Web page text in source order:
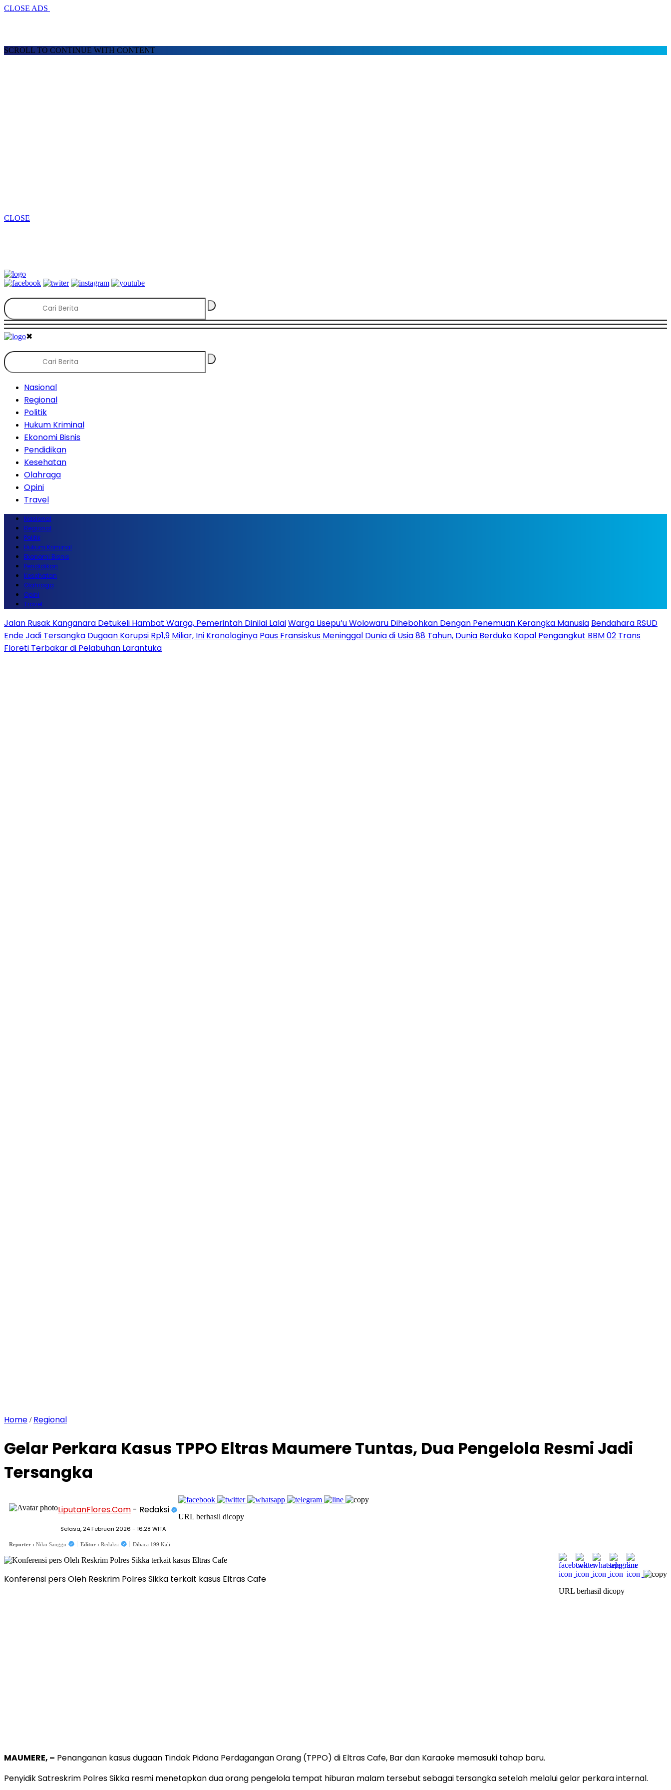
CLOSE ADS
SCROLL TO CONTINUE WITH CONTENT
CLOSE
✖
Nasional
Regional
Politik
Hukum Kriminal
Ekonomi Bisnis
Pendidikan
Kesehatan
Olahraga
Opini
Travel
Nasional
Regional
Politik
Hukum Kriminal
Ekonomi Bisnis
Pendidikan
Kesehatan
Olahraga
Opini
Travel
Jalan Rusak Kanganara Detukeli Hambat Warga, Pemerintah Dinilai LalaiWarga Lisepu’u Wolowaru Dihebohkan Dengan Penemuan Kerangka Manusia Bendahara RSUD
Ende Jadi Tersangka Dugaan Korupsi Rp1,9 Miliar, Ini Kronologinya Paus Fransiskus Meninggal Dunia di Usia 88 Tahun, Dunia Berduka Kapal Pengangkut BBM 02 Trans
Floreti Terbakar di Pelabuhan Larantuka
Home / Regional
Gelar Perkara Kasus TPPO Eltras Maumere Tuntas, Dua Pengelola Resmi Jadi
Tersangka
LiputanFlores.Com - Redaksi
Selasa, 24 Februari 2026 - 16:28 WITA
URL berhasil dicopy
Reporter : Niko Sanggu Editor : Redaksi Dibaca 199 Kali
URL berhasil dicopy
Konferensi pers Oleh Reskrim Polres Sikka terkait kasus Eltras Cafe
MAUMERE, – Penanganan kasus dugaan Tindak Pidana Perdagangan Orang (TPPO) di Eltras Cafe, Bar dan Karaoke memasuki tahap baru.
Penyidik Satreskrim Polres Sikka resmi menetapkan dua orang pengelola tempat hiburan malam tersebut sebagai tersangka setelah melalui gelar perkara internal.